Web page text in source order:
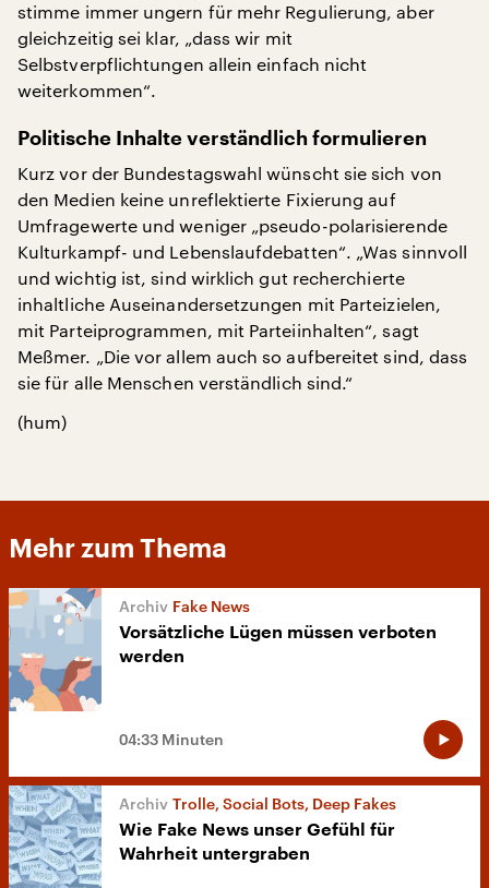
stimme immer ungern für mehr Regulierung, aber
gleichzeitig sei klar, „dass wir mit
Selbstverpflichtungen allein einfach nicht
weiterkommen“.
Politische Inhalte verständlich formulieren
Kurz vor der Bundestagswahl wünscht sie sich von
den Medien keine unreflektierte Fixierung auf
Umfragewerte und weniger „pseudo-polarisierende
Kulturkampf- und Lebenslaufdebatten“. „Was sinnvoll
und wichtig ist, sind wirklich gut recherchierte
inhaltliche Auseinandersetzungen mit Parteizielen,
mit Parteiprogrammen, mit Parteiinhalten“, sagt
Meßmer. „Die vor allem auch so aufbereitet sind, dass
sie für alle Menschen verständlich sind.“
(hum)
Mehr zum Thema
Fake News
Vorsätzliche Lügen müssen verboten
werden
04:33 Minuten
Trolle, Social Bots, Deep Fakes
Wie Fake News unser Gefühl für
Wahrheit untergraben